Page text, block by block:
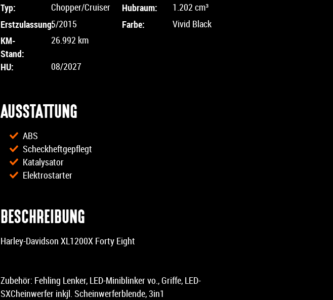
Typ: Chopper/Cruiser
Erstzulassung:5/2015
KM-
Stand:
26.992 km
HU: 08/2027
Hubraum: 1.202 cm³
Farbe: Vivid Black
AUSSTATTUNG
ABS
Scheckheftgepflegt
Katalysator
Elektrostarter
BESCHREIBUNG
Harley-Davidson XL1200X Forty Eight
Zubehör: Fehling Lenker, LED-Miniblinker vo., Griffe, LED-
SXCheinwerfer inkjl. Scheinwerferblende, 3in1